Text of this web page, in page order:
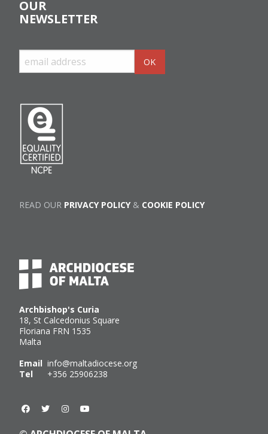
Archbishop's Curia
18, St Calcedonius Square
Floriana FRN 1535
Malta
Email info@maltadiocese.org
Tel +356 25906238
OUR
NEWSLETTER
READ OUR PRIVACY POLICY& COOKIE POLICY